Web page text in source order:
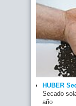
HUBER
Secado
año
La opción de
cada vez
este
siendo cada
transportes a
tratamiento
el fango
transporte.